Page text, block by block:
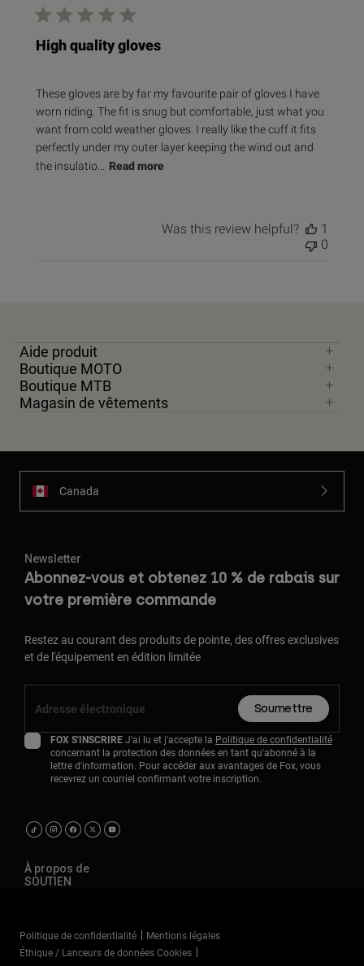
High quality gloves
These gloves are by far my favourite pair of gloves I have
worn riding. The fit is snug but comfortable, just what you
want from cold weather gloves. I really like the cuff it fits
perfectly under my outer layer keeping the wind out and
the insulatio...
Read more
Was this review helpful?
1
0
Aide produit
Boutique MOTO
Boutique MTB
Magasin de vêtements
Canada
Newsletter
Abonnez-vous et obtenez 10 % de rabais sur
votre première commande
Restez au courant des produits de pointe, des offres exclusives
et de l'équipement en édition limitée
Soumettre
FOX S'INSCRIREJ'ai lu et j'accepte la Politique de confidentialité
concernant la protection des données en tant qu'abonné à la
lettre d'information. Pour accéder aux avantages de Fox, vous
recevrez un courriel confirmant votre inscription.
À propos de
SOUTIEN
Politique de confidentialité
Mentions légales
Éthique / Lanceurs de données Cookies